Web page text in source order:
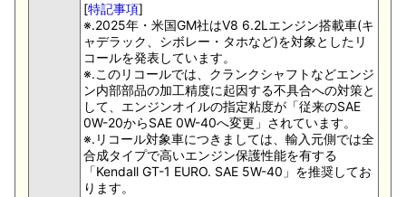
[特記事項]
※.2025年・米国GM社はV8 6.2Lエンジン搭載車(キ
ャデラック、シボレー・タホなど)を対象としたリ
コールを発表しています。
※.このリコールでは、クランクシャフトなどエンジ
ン内部部品の加工精度に起因する不具合への対策と
して、エンジンオイルの指定粘度が「従来のSAE
0W-20からSAE 0W-40へ変更」されています。
※.リコール対象車につきましては、輸入元側では全
合成タイプで高いエンジン保護性能を有する
「Kendall GT-1 EURO. SAE 5W-40」を推奨してお
ります。